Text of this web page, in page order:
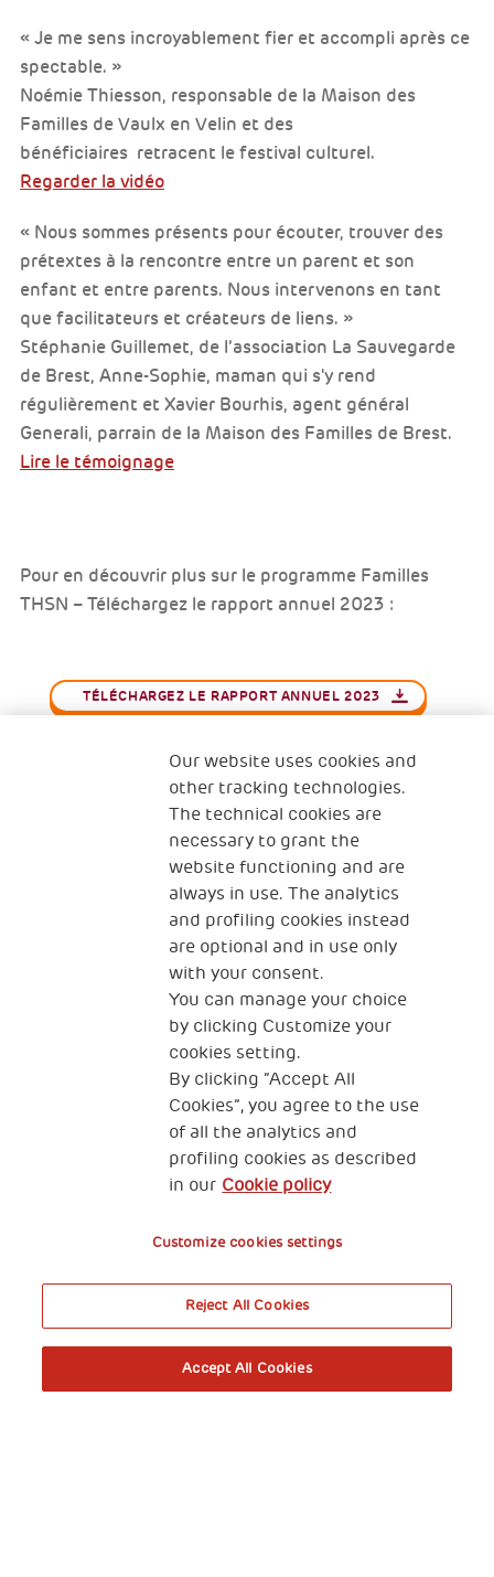
« Je me sens incroyablement fier et accompli après ce
spectable. »
Noémie Thiesson, responsable de la Maison des
Familles de Vaulx en Velin et des
bénéficiaires retracent le festival culturel.
Regarder la vidéo
« Nous sommes présents pour écouter, trouver des
prétextes à la rencontre entre un parent et son
enfant et entre parents. Nous intervenons en tant
que facilitateurs et créateurs de liens. »
Stéphanie Guillemet, de l’association La Sauvegarde
de Brest, Anne-Sophie, maman qui s'y rend
régulièrement et Xavier Bourhis, agent général
Generali, parrain de la Maison des Familles de Brest.
Lire le témoignage
Pour en découvrir plus sur le programme Familles
THSN – Téléchargez le rapport annuel 2023 :
TÉLÉCHARGEZ LE RAPPORT ANNUEL 2023
SUIVEZ - NOUS !
Qui sommes-nous ? Nous contacter
Programme Famille Programme Réfugiés
The Human Safety Net FRANCE
NOUS CONTACTER
Our website uses cookies and
other tracking technologies.
The technical cookies are
necessary to grant the
website functioning and are
always in use. The analytics
and profiling cookies instead
are optional and in use only
with your consent.
You can manage your choice
by clicking Customize your
cookies setting.
By clicking “Accept All
Cookies”, you agree to the use
of all the analytics and
profiling cookies as described
in our Cookie policy
Customize cookies settings
Reject All Cookies
Accept All Cookies